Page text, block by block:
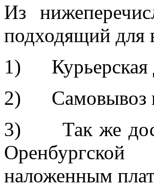
Из
подходящий для
1) Курьерская
2) Самовывоз
3) Так же
наложенным